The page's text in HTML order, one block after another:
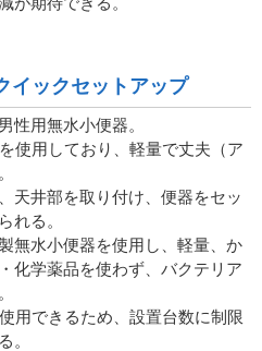
イックセットアップ
性用無水小便器。
使用しており、軽量で丈夫（ア
天井部を取り付け、便器をセッ
れる。
無水小便器を使用し、軽量、か
化学薬品を使わず、バクテリア
用できるため、設置台数に制限
。